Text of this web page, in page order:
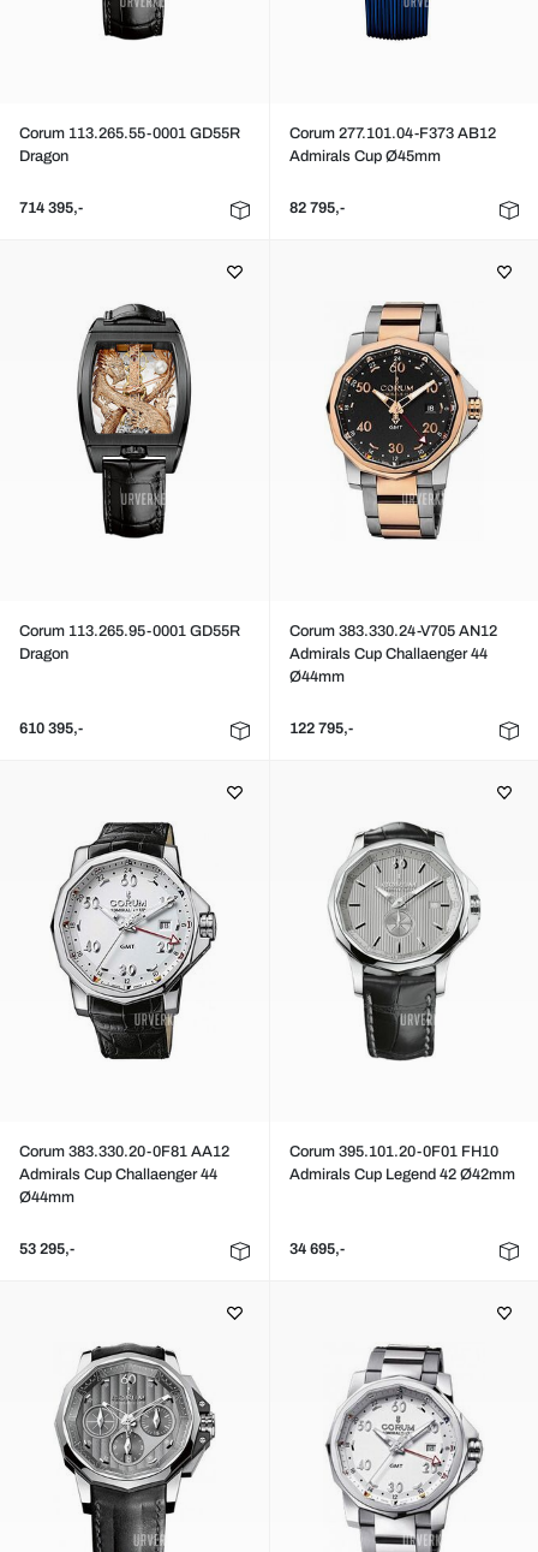
Corum 113.265.55-0001 GD55R
Dragon
714 395,-
Corum 277.101.04-F373 AB12
Admirals Cup Ø45mm
82 795,-
Corum 113.265.95-0001 GD55R
Dragon
610 395,-
Corum 383.330.24-V705 AN12
Admirals Cup Challaenger 44
Ø44mm
122 795,-
Corum 383.330.20-0F81 AA12
Admirals Cup Challaenger 44
Ø44mm
53 295,-
Corum 395.101.20-0F01 FH10
Admirals Cup Legend 42 Ø42mm
34 695,-